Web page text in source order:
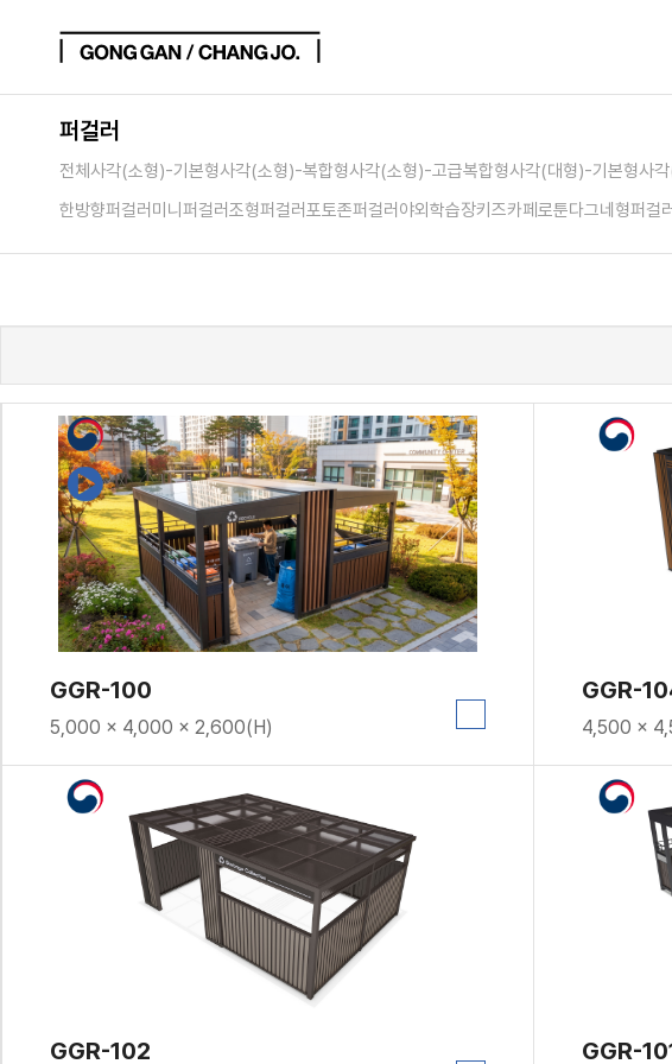
퍼걸러
전체 사각(소형)-기본형사각(소형)-복합형사각(소형)-고급복합형사각(대형)-기본형사
한방향퍼걸러 미니퍼걸러조형퍼걸러포토존퍼걸러 야외학습장키즈카페 로툰다그네형퍼걸러
GGR-100
5,000 × 4,000 × 2,600(H)
GGR-
4,500 ×
GGR-102 GGR-